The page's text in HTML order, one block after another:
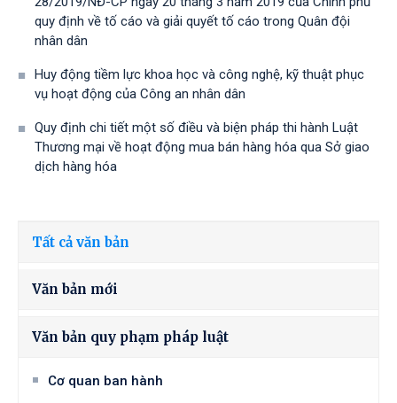
quy định về tố cáo và giải quyết tố cáo trong Quân đội
nhân dân
Huy động tiềm lực khoa học và công nghệ, kỹ thuật phục
vụ hoạt động của Công an nhân dân
Quy định chi tiết một số điều và biện pháp thi hành Luật
Thương mại về hoạt động mua bán hàng hóa qua Sở giao
dịch hàng hóa
Tất cả văn bản
Văn bản mới
Văn bản quy phạm pháp luật
Cơ quan ban hành